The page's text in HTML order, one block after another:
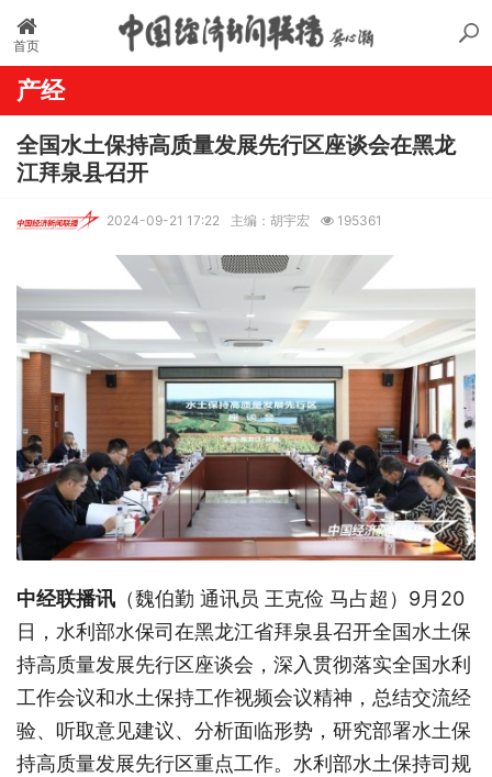
首页
产经
全国水土保持高质量发展先行区座谈会在黑龙
江拜泉县召开
2024-09-21 17:22 主编：胡宇宏 195361
中经联播讯 （魏伯勤 通讯员 王克俭 马占超）9月20
日，水利部水保司在黑龙江省拜泉县召开全国水土保
持高质量发展先行区座谈会，深入贯彻落实全国水利
工作会议和水土保持工作视频会议精神，总结交流经
验、听取意见建议、分析面临形势，研究部署水土保
持高质量发展先行区重点工作。水利部水土保持司规